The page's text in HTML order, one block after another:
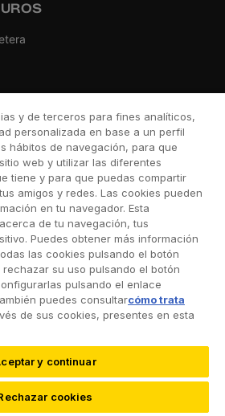
y de terceros para fines analíticos,
personalizada en base a un perfil
hábitos de navegación, para que
web y utilizar las diferentes
tiene y para que puedas compartir
amigos y redes. Las cookies pueden
en tu navegador. Esta
de tu navegación, tus
Puedes obtener más información
las cookies pulsando el botón
rechazar su uso pulsando el botón
pulsando el enlace
puedes consultarcómo trata
de sus cookies, presentes en esta
y continuar
cookies